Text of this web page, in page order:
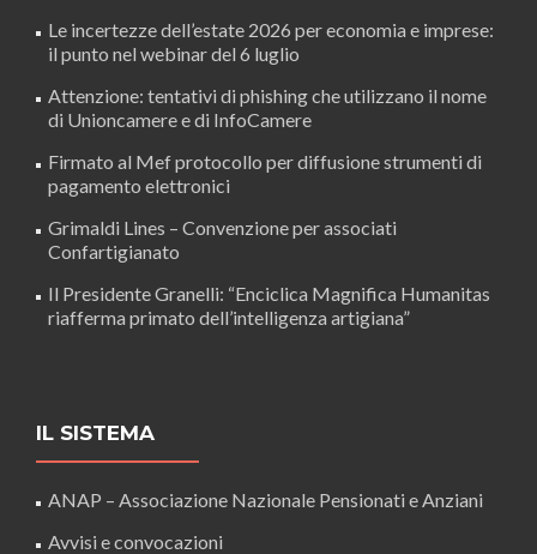
Le incertezze dell’estate 2026 per economia e imprese:
il punto nel webinar del 6 luglio
Attenzione: tentativi di phishing che utilizzano il nome
di Unioncamere e di InfoCamere
Firmato al Mef protocollo per diffusione strumenti di
pagamento elettronici
Grimaldi Lines – Convenzione per associati
Confartigianato
Il Presidente Granelli: “Enciclica Magnifica Humanitas
riafferma primato dell’intelligenza artigiana”
IL SISTEMA
ANAP – Associazione Nazionale Pensionati e Anziani
Avvisi e convocazioni